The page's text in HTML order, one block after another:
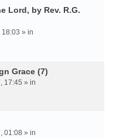
Lord, by Rev. R.G.
» in
Grace (7)
17:45 » in
01:08 » in